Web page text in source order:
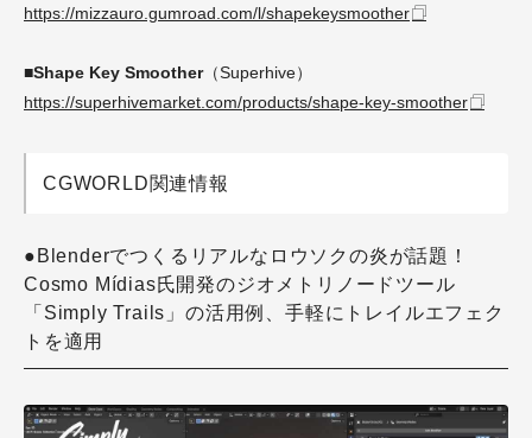
https://mizzauro.gumroad.com/l/shapekeysmoother
■Shape Key Smoother（Superhive）
https://superhivemarket.com/products/shape-key-smoother
CGWORLD関連情報
●Blenderでつくるリアルなロウソクの炎が話題！
Cosmo Mídias氏開発のジオメトリノードツール
「Simply Trails」の活用例、手軽にトレイルエフェク
トを適用